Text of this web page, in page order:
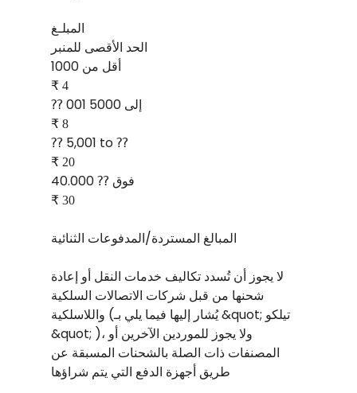
المبلـغ
الحد الأقصى للمنبر
أقل من 1000
₹ 4
⁇ 001 إلى 5000
₹ 8
⁇ 5,001 to ⁇
₹ 20
فوق ⁇ 40.000
₹ 30
المبالغ المستردة/المدفوعات الثنائية
لا يجوز أن تُسدد تكاليف خدمات النقل أو إعادة
شحنها من قبل شركات الاتصالات السلكية
واللاسلكية (يُشار إليها فيما يلي بـ &quot; تيلكو
&quot; )، ولا يجوز للموردين الآخرين أو
المصنفات ذات الصلة بالشحنات المسبقة عن
طريق أجهزة الدفع التي يتم شراؤها